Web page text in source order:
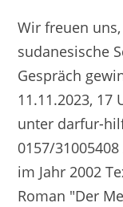
Wir freuen
sudanesische
Gespräch
11.11.2023,
unter darfur-
0157/
im Jahr 2002
Roman "Der